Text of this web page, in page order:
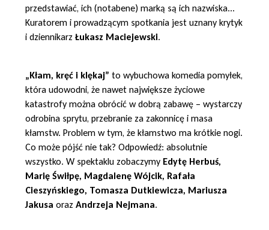
przedstawiać, ich (notabene) marką są ich nazwiska...
Kuratorem i prowadzącym spotkania jest uznany krytyk
i dziennikarz Łukasz Maciejewski.
„Kłam, kręć i klękaj” to wybuchowa komedia pomyłek,
która udowodni, że nawet największe życiowe
katastrofy można obrócić w dobrą zabawę – wystarczy
odrobina sprytu, przebranie za zakonnicę i masa
kłamstw. Problem w tym, że kłamstwo ma krótkie nogi.
Co może pójść nie tak? Odpowiedź: absolutnie
wszystko. W spektaklu zobaczymy Edytę Herbuś,
Marię Świłpę, Magdalenę Wójcik, Rafała
Cieszyńskiego, Tomasza Dutkiewicza, Mariusza
Jakusa oraz Andrzeja Nejmana.